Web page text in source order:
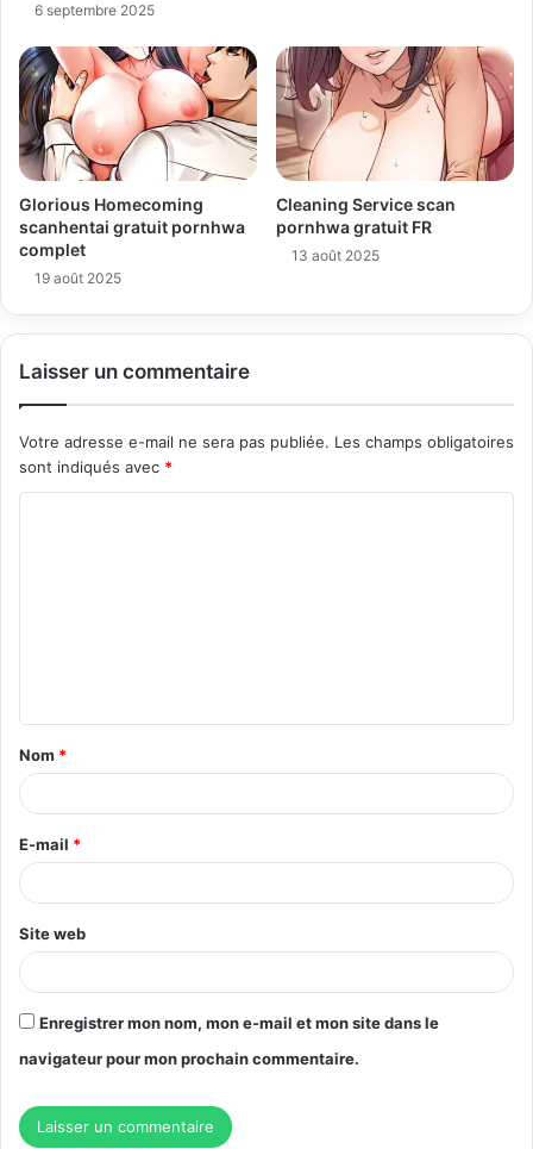
6 septembre 2025
Glorious Homecoming
scanhentai gratuit pornhwa
complet
19 août 2025
Cleaning Service scan
pornhwa gratuit FR
13 août 2025
Laisser un commentaire
Votre adresse e-mail ne sera pas publiée. Les champs obligatoires
sont indiqués avec *
t
a
e
*
Nom *
E-mail *
Site web
Enregistrer mon nom, mon e-mail et mon site dans le
navigateur pour mon prochain commentaire.